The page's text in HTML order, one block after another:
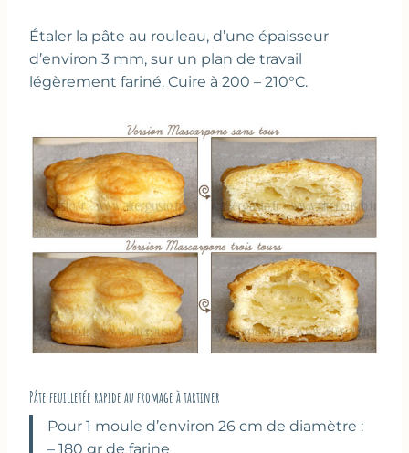
Étaler la pâte au rouleau, d’une épaisseur
d’environ 3 mm, sur un plan de travail
légèrement fariné. Cuire à 200 – 210°C.
Pâte feuilletée rapide au fromage à tartiner
Pour 1 moule d’environ 26 cm de diamètre :
– 180 gr de farine